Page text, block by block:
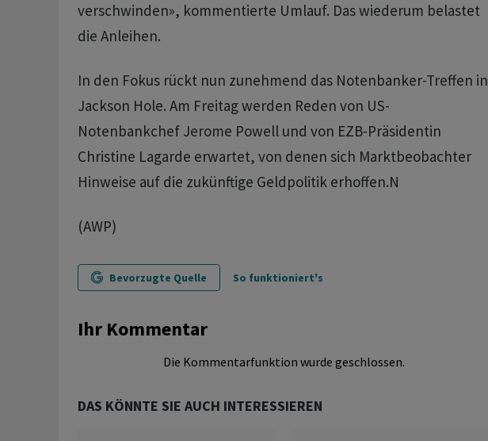
verschwinden», kommentierte Umlauf. Das wiederum belastet
die Anleihen.
In den Fokus rückt nun zunehmend das Notenbanker-Treffen in
Jackson Hole. Am Freitag werden Reden von US-
Notenbankchef Jerome Powell und von EZB-Präsidentin
Christine Lagarde erwartet, von denen sich Marktbeobachter
Hinweise auf die zukünftige Geldpolitik erhoffen.N
(AWP)
Bevorzugte Quelle So funktioniert's
Ihr Kommentar
Die Kommentarfunktion wurde geschlossen.
DAS KÖNNTE SIE AUCH INTERESSIEREN